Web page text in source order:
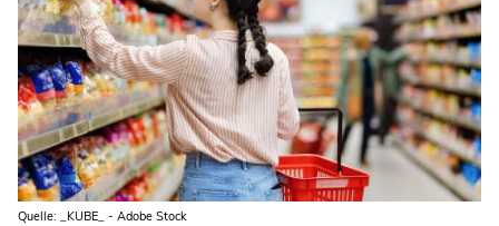
Quelle: _KUBE_ - Adobe Stock